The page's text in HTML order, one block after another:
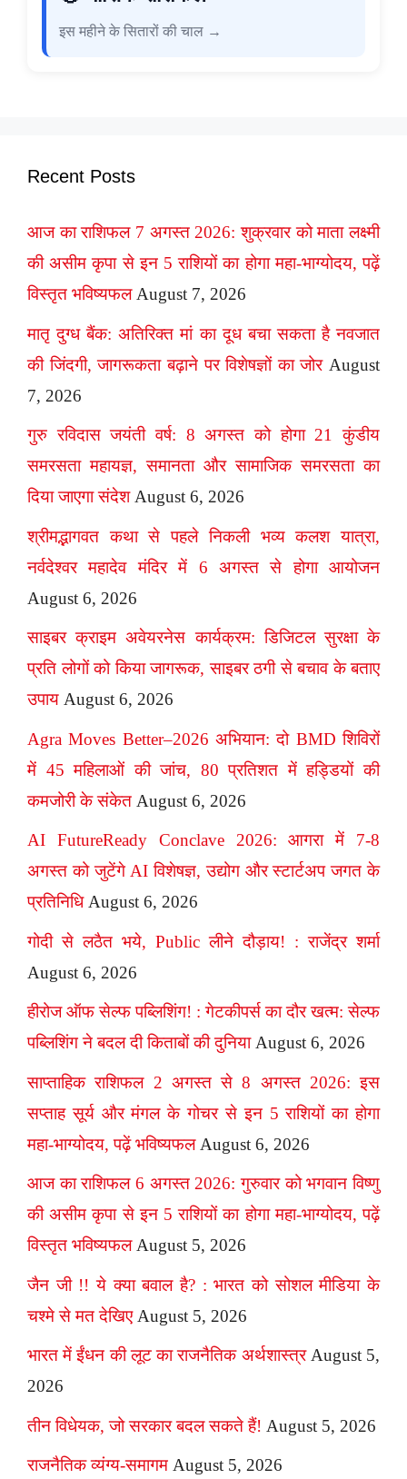
इस महीने के सितारों की चाल →
Recent Posts
आज का राशिफल 7 अगस्त 2026: शुक्रवार को माता लक्ष्मी
की असीम कृपा से इन 5 राशियों का होगा महा-भाग्योदय, पढ़ें
विस्तृत भविष्यफल August 7, 2026
मातृ दुग्ध बैंक: अतिरिक्त मां का दूध बचा सकता है नवजात
की जिंदगी, जागरूकता बढ़ाने पर विशेषज्ञों का जोर August
7, 2026
गुरु रविदास जयंती वर्ष: 8 अगस्त को होगा 21 कुंडीय
समरसता महायज्ञ, समानता और सामाजिक समरसता का
दिया जाएगा संदेश August 6, 2026
श्रीमद्भागवत कथा से पहले निकली भव्य कलश यात्रा,
नर्वदेश्वर महादेव मंदिर में 6 अगस्त से होगा आयोजन
August 6, 2026
साइबर क्राइम अवेयरनेस कार्यक्रम: डिजिटल सुरक्षा के
प्रति लोगों को किया जागरूक, साइबर ठगी से बचाव के बताए
उपाय August 6, 2026
Agra Moves Better–2026 अभियान: दो BMD शिविरों
में 45 महिलाओं की जांच, 80 प्रतिशत में हड्डियों की
कमजोरी के संकेत August 6, 2026
AI FutureReady Conclave 2026: आगरा में 7-8
अगस्त को जुटेंगे AI विशेषज्ञ, उद्योग और स्टार्टअप जगत के
प्रतिनिधि August 6, 2026
गोदी से लठैत भये, Public लीने दौड़ाय! : राजेंद्र शर्मा
August 6, 2026
हीरोज ऑफ सेल्फ पब्लिशिंग! : गेटकीपर्स का दौर खत्म: सेल्फ
पब्लिशिंग ने बदल दी किताबों की दुनिया August 6, 2026
साप्ताहिक राशिफल 2 अगस्त से 8 अगस्त 2026: इस
सप्ताह सूर्य और मंगल के गोचर से इन 5 राशियों का होगा
महा-भाग्योदय, पढ़ें भविष्यफल August 6, 2026
आज का राशिफल 6 अगस्त 2026: गुरुवार को भगवान विष्णु
की असीम कृपा से इन 5 राशियों का होगा महा-भाग्योदय, पढ़ें
विस्तृत भविष्यफल August 5, 2026
जैन जी !! ये क्या बवाल है? : भारत को सोशल मीडिया के
चश्मे से मत देखिए August 5, 2026
भारत में ईंधन की लूट का राजनैतिक अर्थशास्त्र August 5,
2026
तीन विधेयक, जो सरकार बदल सकते हैं! August 5, 2026
राजनैतिक व्यंग्य-समागम August 5, 2026